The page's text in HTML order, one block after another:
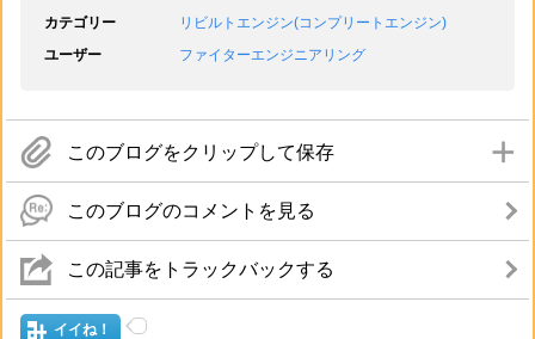
カテゴリー
リビルトエンジン(コンプリートエンジン)
ユーザー
ファイターエンジニアリング
このブログをクリップして保存
このブログのコメントを見る
この記事をトラックバックする
イイね！